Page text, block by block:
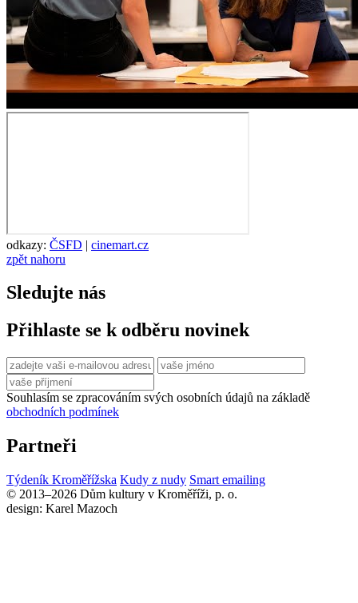
odkazy: ČSFD | cinemart.cz
zpět nahoru
Sledujte nás
Přihlaste se k odběru novinek
Souhlasím se zpracováním svých osobních údajů na základě
obchodních podmínek
Partneři
Týdeník Kroměřížska Kudy z nudy Smart emailing
© 2013–2026 Dům kultury v Kroměříži, p. o.
design: Karel Mazoch